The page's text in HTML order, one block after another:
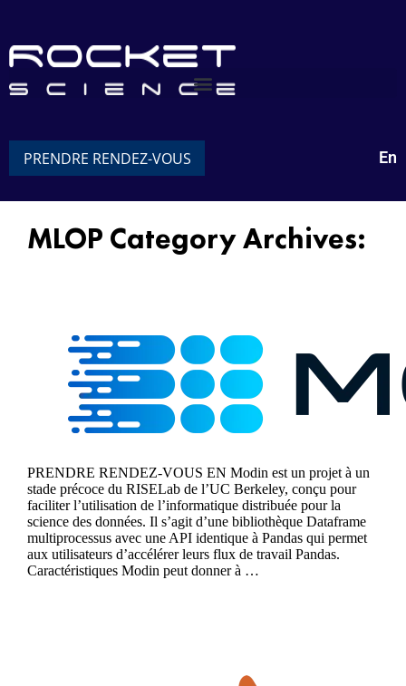
PRENDRE RENDEZ-VOUS En
MLOP Category Archives:
PRENDRE RENDEZ-VOUS EN Modin est un projet à un
stade précoce du RISELab de l’UC Berkeley, conçu pour
faciliter l’utilisation de l’informatique distribuée pour la
science des données. Il s’agit d’une bibliothèque Dataframe
multiprocessus avec une API identique à Pandas qui permet
aux utilisateurs d’accélérer leurs flux de travail Pandas.
Caractéristiques Modin peut donner à …